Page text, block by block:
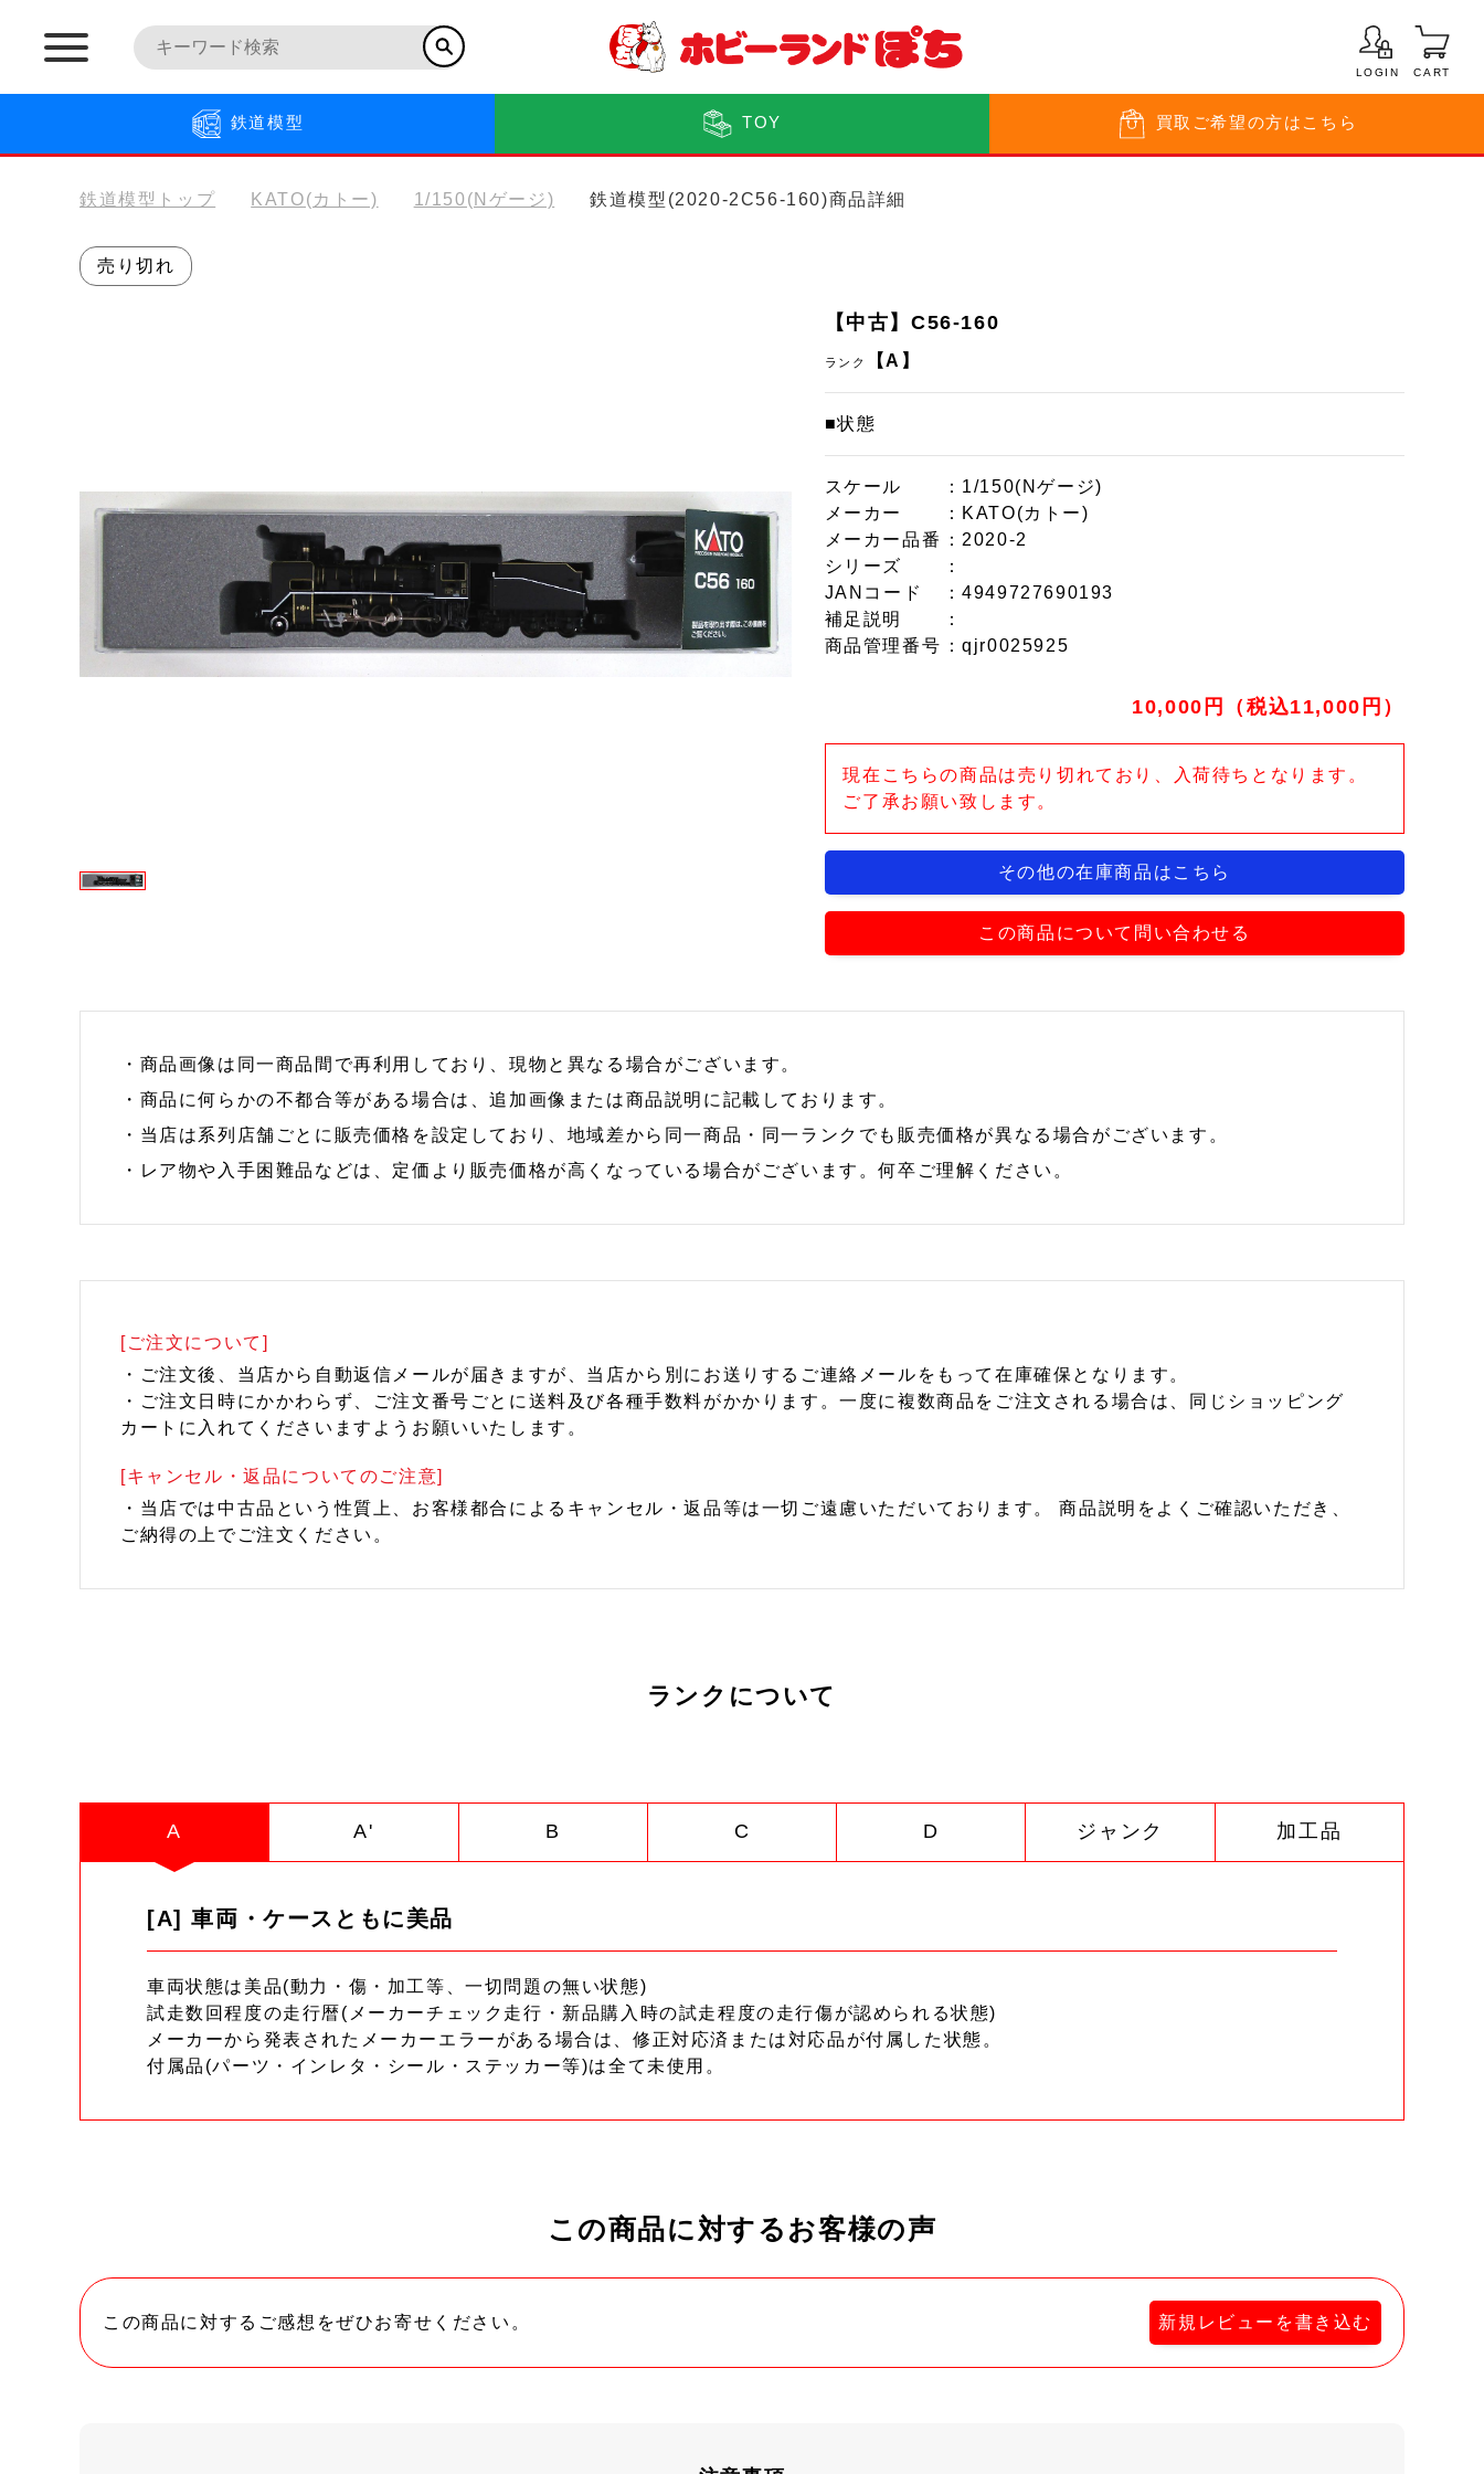
LOGIN CART
鉄道模型 TOY 買取 ご希望の方はこちら
鉄道模型トップ KATO(カトー) 1/150(Nゲージ) 鉄道模型(2020-2C56-160)商品詳細
売り切れ
【中古】C56-160
ランク 【A】
■状態
スケール
：1/150(Nゲージ)
メーカー
：KATO(カトー)
メーカー品番
：2020-2
シリーズ
：
JANコード
：4949727690193
補足説明
：
商品管理番号 ：qjr0025925
10,000円（税込11,000円）
現在こちらの商品は売り切れており、入荷待ちとなります。
ご了承お願い致します。
その他の在庫商品はこちら
この商品について問い合わせる
・商品画像は同一商品間で再利用しており、現物と異なる場合がございます。
・商品に何らかの不都合等がある場合は、追加画像または商品説明に記載しております。
・当店は系列店舗ごとに販売価格を設定しており、地域差から同一商品・同一ランクでも販売価格が異なる場合がございます。
・レア物や入手困難品などは、定価より販売価格が高くなっている場合がございます。何卒ご理解ください。
[ご注文について]
・ご注文後、当店から自動返信メールが届きますが、当店から別にお送りするご連絡メールをもって在庫確保となります。
・ご注文日時にかかわらず、ご注文番号ごとに送料及び各種手数料がかかります。一度に複数商品をご注文される場合は、同じショッピング
カートに入れてくださいますようお願いいたします。
[キャンセル・返品についてのご注意]
・当店では中古品という性質上、お客様都合によるキャンセル・返品等は一切ご遠慮いただいております。 商品説明をよくご確認いただき、
ご納得の上でご注文ください。
ランクについて
A A' B C D ジャンク 加工品
[A] 車両・ケースともに美品
車両状態は美品(動力・傷・加工等、一切問題の無い状態)
試走数回程度の走行暦(メーカーチェック走行・新品購入時の試走程度の走行傷が認められる状態)
メーカーから発表されたメーカーエラーがある場合は、修正対応済または対応品が付属した状態。
付属品(パーツ・インレタ・シール・ステッカー等)は全て未使用。
この商品に対するお客様の声
この商品に対するご感想をぜひお寄せください。 新規レビューを書き込む